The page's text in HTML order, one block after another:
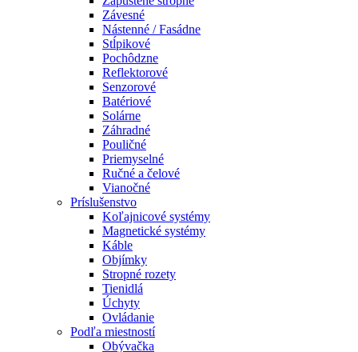
Závesné
Nástenné / Fasádne
Stĺpikové
Pochôdzne
Reflektorové
Senzorové
Batériové
Solárne
Záhradné
Pouličné
Priemyselné
Ručné a čelové
Vianočné
Príslušenstvo
Koľajnicové systémy
Magnetické systémy
Káble
Objímky
Stropné rozety
Tienidlá
Úchyty
Ovládanie
Podľa miestností
Obývačka